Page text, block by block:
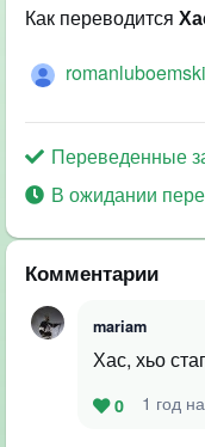
Как переводится
Переведенные
В ожидании
Комментарии
mariam
Хас, хьо
0 1 год